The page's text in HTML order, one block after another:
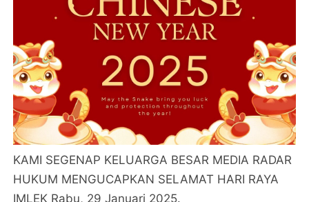
KAMI SEGENAP KELUARGA BESAR MEDIA RADAR
HUKUM MENGUCAPKAN SELAMAT HARI RAYA
IMLEK Rabu, 29 Januari 2025.